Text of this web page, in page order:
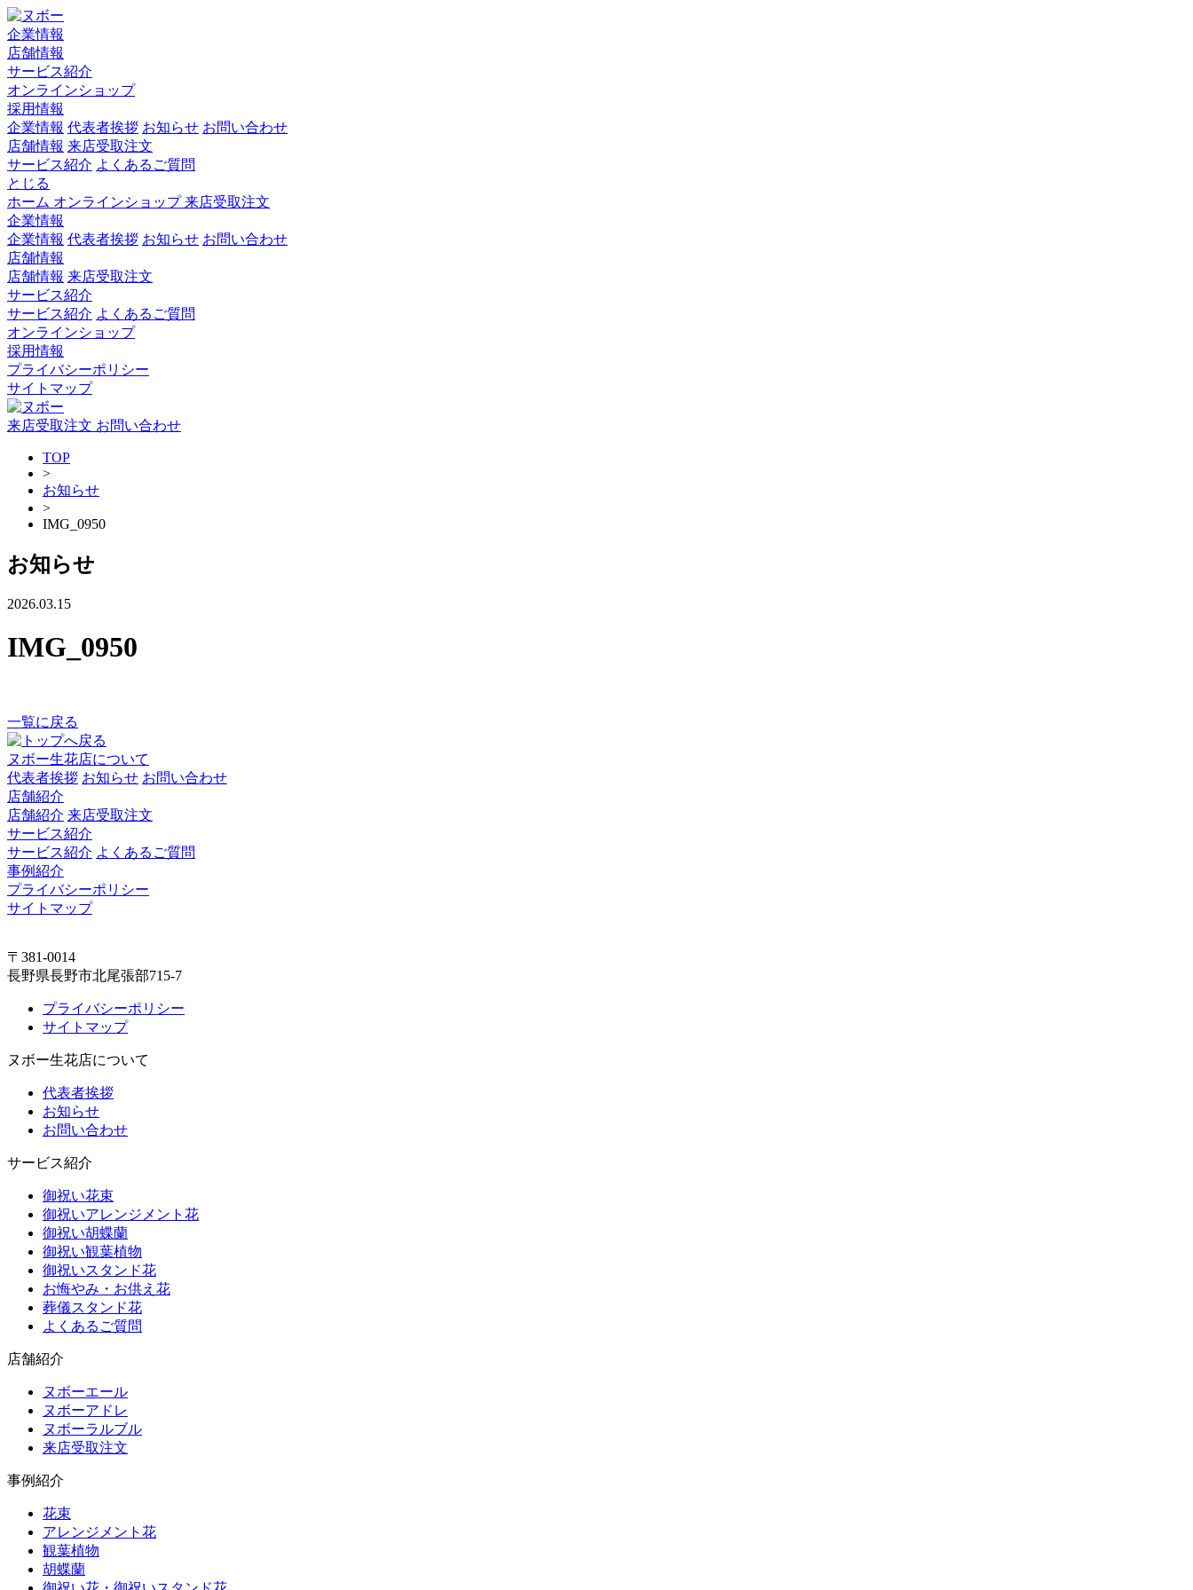
企業情報
店舗情報
サービス紹介
オンラインショップ
採用情報
企業情報 代表者挨拶 お知らせ お問い合わせ
店舗情報 来店受取注文
サービス紹介 よくあるご質問
とじる
ホーム オンラインショップ来店受取注文
企業情報
企業情報 代表者挨拶 お知らせ お問い合わせ
店舗情報
店舗情報 来店受取注文
サービス紹介
サービス紹介 よくあるご質問
オンラインショップ
採用情報
プライバシーポリシー
サイトマップ
来店受取注文 お問い合わせ
TOP
>
お知らせ
>
IMG_0950
お知らせ
2026.03.15
IMG_0950
一覧に戻る
ヌボー生花店について
代表者挨拶 お知らせ お問い合わせ
店舗紹介
店舗紹介 来店受取注文
サービス紹介
サービス紹介 よくあるご質問
事例紹介
プライバシーポリシー
サイトマップ
〒381-0014
長野県長野市北尾張部715-7
プライバシーポリシー
サイトマップ
ヌボー生花店について
代表者挨拶
お知らせ
お問い合わせ
サービス紹介
御祝い花束
御祝いアレンジメント花
御祝い胡蝶蘭
御祝い観葉植物
御祝いスタンド花
お悔やみ・お供え花
葬儀スタンド花
よくあるご質問
店舗紹介
ヌボーエール
ヌボーアドレ
ヌボーラルブル
来店受取注文
事例紹介
花束
アレンジメント花
観葉植物
胡蝶蘭